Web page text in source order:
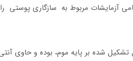
آزمایشات مربوط به سازگاری پوستی را
شده بر پایه موم، بوده و حاوی